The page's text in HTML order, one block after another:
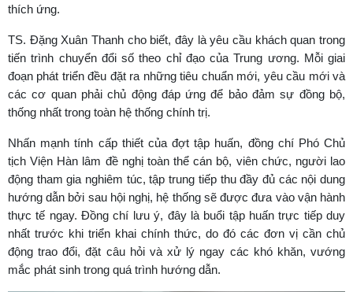
thích ứng.
TS. Đặng Xuân Thanh cho biết, đây là yêu cầu khách quan trong
tiến trình chuyển đổi số theo chỉ đạo của Trung ương. Mỗi giai
đoạn phát triển đều đặt ra những tiêu chuẩn mới, yêu cầu mới và
các cơ quan phải chủ động đáp ứng để bảo đảm sự đồng bộ,
thống nhất trong toàn hệ thống chính trị.
Nhấn mạnh tính cấp thiết của đợt tập huấn, đồng chí Phó Chủ
tịch Viện Hàn lâm đề nghị toàn thể cán bộ, viên chức, người lao
động tham gia nghiêm túc, tập trung tiếp thu đầy đủ các nội dung
hướng dẫn bởi sau hội nghị, hệ thống sẽ được đưa vào vận hành
thực tế ngay. Đồng chí lưu ý, đây là buổi tập huấn trực tiếp duy
nhất trước khi triển khai chính thức, do đó các đơn vị cần chủ
động trao đổi, đặt câu hỏi và xử lý ngay các khó khăn, vướng
mắc phát sinh trong quá trình hướng dẫn.